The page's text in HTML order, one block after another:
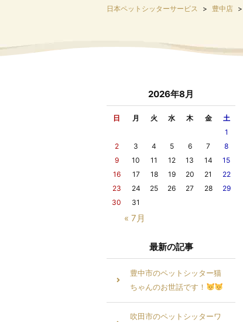
日本ペットシッターサービス 豊中店
2026年8月
日 月 火 水 木 金 土
« 7月
1
2
3 4 5 6 7
8
9
10 11 12 13 14
15
16
17 18 19 20 21
22
23
24 25 26 27 28
29
30
31
最新の記事
豊中市のペットシッター猫
ちゃんのお世話です！
吹田市のペットシッターワ